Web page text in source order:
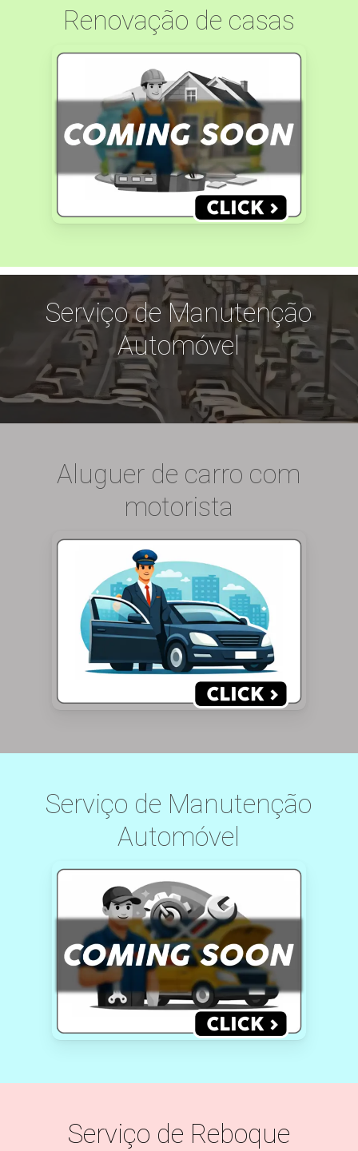
Renovação de casas
Serviço de Manutenção
Automóvel
Aluguer de carro com
motorista
Serviço de Manutenção
Automóvel
Serviço de Reboque